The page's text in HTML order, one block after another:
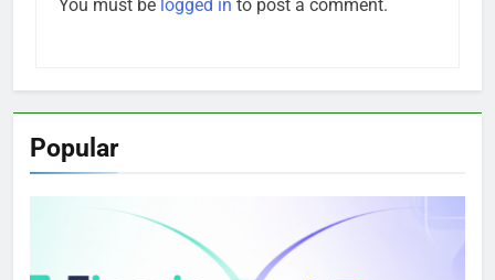
You must be logged in to post a comment.
Popular